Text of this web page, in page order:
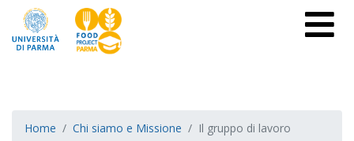
Home Chi siamo e Missione Il gruppo di lavoro